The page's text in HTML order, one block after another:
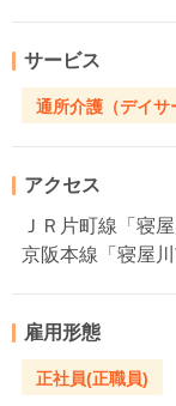
サービス
通所介護（デイサ
アクセス
ＪＲ片町線「寝
京阪本線「寝屋
雇用形態
正社員(正職員)